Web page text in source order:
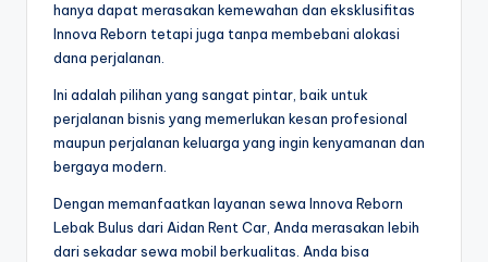
hanya dapat merasakan kemewahan dan eksklusifitas
Innova Reborn tetapi juga tanpa membebani alokasi
dana perjalanan.
Ini adalah pilihan yang sangat pintar, baik untuk
perjalanan bisnis yang memerlukan kesan profesional
maupun perjalanan keluarga yang ingin kenyamanan dan
bergaya modern.
Dengan memanfaatkan layanan sewa Innova Reborn
Lebak Bulus dari Aidan Rent Car, Anda merasakan lebih
dari sekadar sewa mobil berkualitas. Anda bisa